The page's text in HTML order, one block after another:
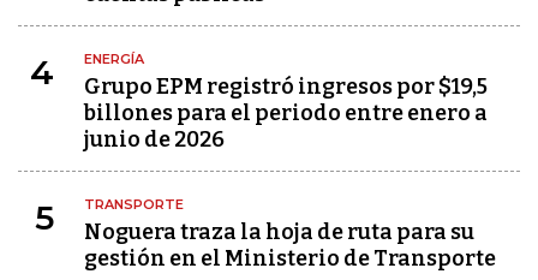
4 ENERGÍA
Grupo EPM registró ingresos por $19,5
billones para el periodo entre enero a
junio de 2026
5 TRANSPORTE
Noguera traza la hoja de ruta para su
gestión en el Ministerio de Transporte